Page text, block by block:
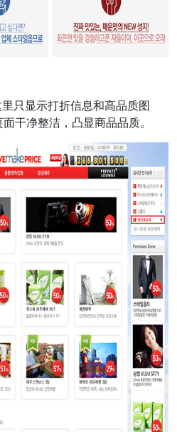
只显示打折信息和高品质图
干净整洁，凸显商品品质。